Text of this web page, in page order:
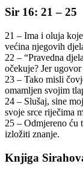
Sir 16: 21 – 25
21 – Ima i oluja
većina njegovih
22 – “Pravedna
očekuje? Jer
23 – Tako misli
omamljen svojim
24 – Slušaj, sine
svoje srce riječima
25 – Odmjereno ću
izložiti znanje.
Knjiga